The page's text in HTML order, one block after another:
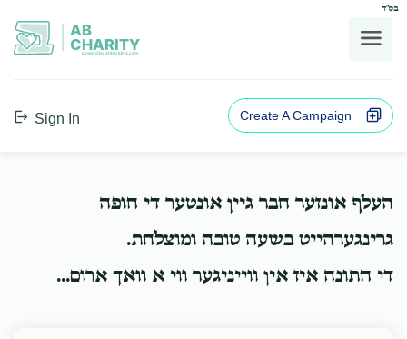
בס"ד
AB
CHARITY
powerd by ahblicklive.com
Sign In Create A Campaign
העלף אונזער חבר גיין אונטער די חופה
גרינגערהייט בשעה טובה ומוצלחת.
די חתונה איז אין ווייניגער ווי א וואך ארום...